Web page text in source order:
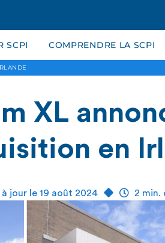
SCPI COMPRENDRE LA SCPI
XL
en
à jour le 19 août 2024 2 min.